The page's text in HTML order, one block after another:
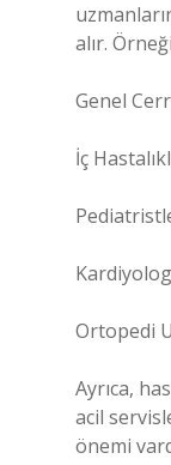
alır.
Genel
İç
Ortopedi
Ayrıca,
acil
önemi